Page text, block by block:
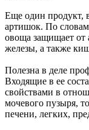
Еще один продукт,
артишок. По словам
овоща защищает от
железы, а также
Полезна в деле
Входящие в ее
свойствами в
мочевого пузыря,
печени, легких,